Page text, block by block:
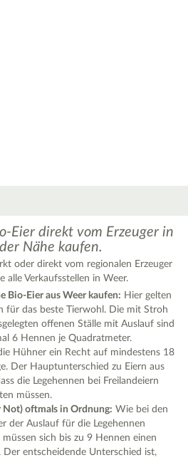
tiles generated by protomaps Protomaps
Eier direkt vom Erzeuger in
Nähe kaufen.
oder direkt vom regionalen Erzeuger
alle Verkaufsstellen in Weer.
Bio-Eier aus Weer kaufen: Hier gelten
für das beste Tierwohl. Die mit Stroh
offenen Ställe mit Auslauf sind
6 Hennen je Quadratmeter.
Hühner ein Recht auf mindestens 18
Der Hauptunterschied zu Eiern aus
die Legehennen bei Freilandeiern
müssen.
Not) oftmals in Ordnung: Wie bei den
der Auslauf für die Legehennen
sich bis zu 9 Hennen einen
entscheidende Unterschied ist,